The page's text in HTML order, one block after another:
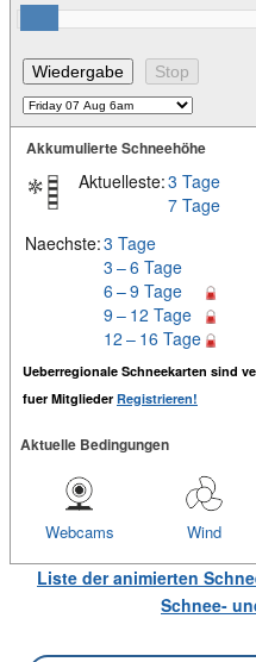
Akkumulierte Schneehöhe
Aktuelleste:3 Tage
7 Tage
Naechste:3 Tage
3 – 6 Tage
6 – 9 Tage
9 – 12 Tage
12 – 16 Tage
Ueberregionale Schneekarten sind
fuer Mitglieder Registrieren!
Aktuelle Bedingungen
Wind
Webcams
Liste der animierten
Schnee-